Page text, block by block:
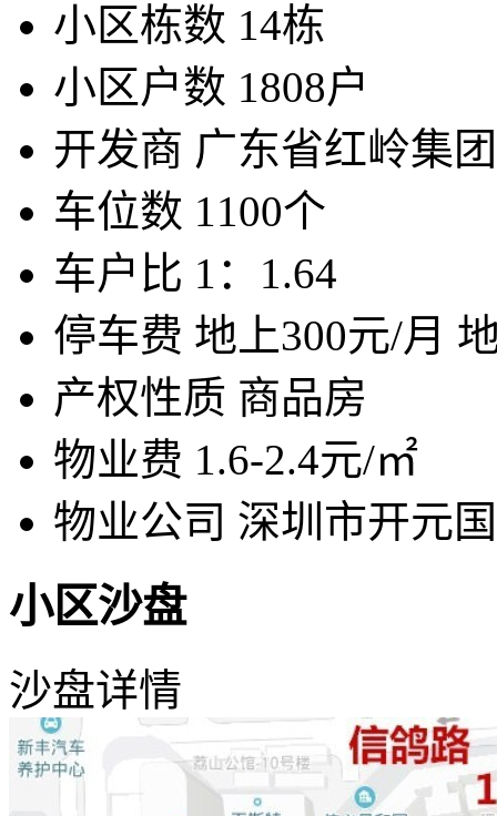
小区栋数 14栋
小区户数 1808户
开发商 广东省红岭集
车位数 1100个
车户比 1：1.64
停车费 地上300元/月
产权性质 商品房
物业费 1.6-2.4元/㎡
物业公司 深圳市开元
小区沙盘
沙盘详情